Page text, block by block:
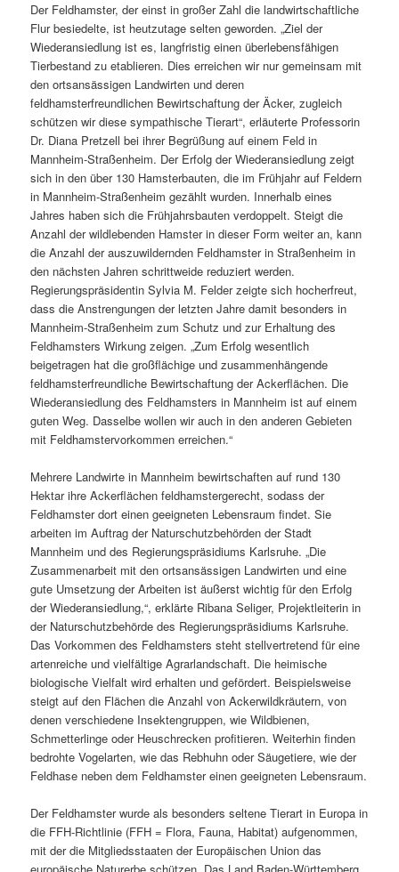
Der Feldhamster, der einst in großer Zahl die landwirtschaftliche
Flur besiedelte, ist heutzutage selten geworden. „Ziel der
Wiederansiedlung ist es, langfristig einen überlebensfähigen
Tierbestand zu etablieren. Dies erreichen wir nur gemeinsam mit
den ortsansässigen Landwirten und deren
feldhamsterfreundlichen Bewirtschaftung der Äcker, zugleich
schützen wir diese sympathische Tierart“, erläuterte Professorin
Dr. Diana Pretzell bei ihrer Begrüßung auf einem Feld in
Mannheim-Straßenheim. Der Erfolg der Wiederansiedlung zeigt
sich in den über 130 Hamsterbauten, die im Frühjahr auf Feldern
in Mannheim-Straßenheim gezählt wurden. Innerhalb eines
Jahres haben sich die Frühjahrsbauten verdoppelt. Steigt die
Anzahl der wildlebenden Hamster in dieser Form weiter an, kann
die Anzahl der auszuwildernden Feldhamster in Straßenheim in
den nächsten Jahren schrittweide reduziert werden.
Regierungspräsidentin Sylvia M. Felder zeigte sich hocherfreut,
dass die Anstrengungen der letzten Jahre damit besonders in
Mannheim-Straßenheim zum Schutz und zur Erhaltung des
Feldhamsters Wirkung zeigen. „Zum Erfolg wesentlich
beigetragen hat die großflächige und zusammenhängende
feldhamsterfreundliche Bewirtschaftung der Ackerflächen. Die
Wiederansiedlung des Feldhamsters in Mannheim ist auf einem
guten Weg. Dasselbe wollen wir auch in den anderen Gebieten
mit Feldhamstervorkommen erreichen.“
Mehrere Landwirte in Mannheim bewirtschaften auf rund 130
Hektar ihre Ackerflächen feldhamstergerecht, sodass der
Feldhamster dort einen geeigneten Lebensraum findet. Sie
arbeiten im Auftrag der Naturschutzbehörden der Stadt
Mannheim und des Regierungspräsidiums Karlsruhe. „Die
Zusammenarbeit mit den ortsansässigen Landwirten und eine
gute Umsetzung der Arbeiten ist äußerst wichtig für den Erfolg
der Wiederansiedlung,“, erklärte Ribana Seliger, Projektleiterin in
der Naturschutzbehörde des Regierungspräsidiums Karlsruhe.
Das Vorkommen des Feldhamsters steht stellvertretend für eine
artenreiche und vielfältige Agrarlandschaft. Die heimische
biologische Vielfalt wird erhalten und gefördert. Beispielsweise
steigt auf den Flächen die Anzahl von Ackerwildkräutern, von
denen verschiedene Insektengruppen, wie Wildbienen,
Schmetterlinge oder Heuschrecken profitieren. Weiterhin finden
bedrohte Vogelarten, wie das Rebhuhn oder Säugetiere, wie der
Feldhase neben dem Feldhamster einen geeigneten Lebensraum.
Der Feldhamster wurde als besonders seltene Tierart in Europa in
die FFH-Richtlinie (FFH = Flora, Fauna, Habitat) aufgenommen,
mit der die Mitgliedsstaaten der Europäischen Union das